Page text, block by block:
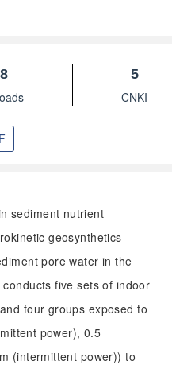
5
CNKI
sediment nutrient
geosynthetics
pore water in the
five sets of indoor
four groups exposed to
power), 0.5
(intermittent power)) to